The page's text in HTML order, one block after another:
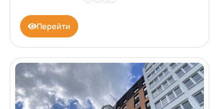
Перейти